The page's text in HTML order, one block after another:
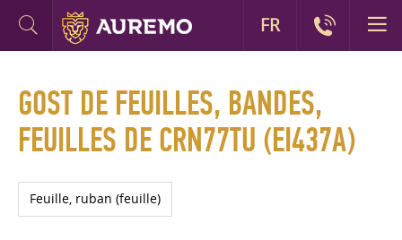
GOST DE FEUILLES, BANDES,
FEUILLES DE CRN77TU (EI437A)
Feuille, ruban (feuille)
FR